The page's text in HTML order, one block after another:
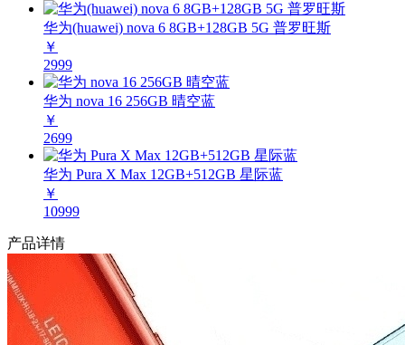
华为(huawei) nova 6 8GB+128GB 5G 普罗旺斯
￥
2999
华为 nova 16 256GB 晴空蓝
￥
2699
华为 Pura X Max 12GB+512GB 星际蓝
￥
10999
产品详情